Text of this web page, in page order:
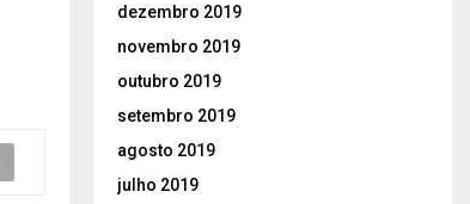
dezembro 2019
novembro 2019
outubro 2019
setembro 2019
agosto 2019
julho 2019